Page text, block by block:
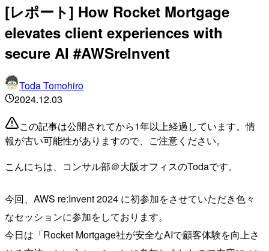
[レポート] How Rocket Mortgage
elevates client experiences with
secure AI #AWSreInvent
Toda Tomohiro
2024.12.03
この記事は公開されてから1年以上経過しています。情
報が古い可能性がありますので、ご注意ください。
こんにちは、コンサル部＠大阪オフィスのTodaです。
今回、AWS re:Invent 2024 に初参加をさせていただき色々
なセッションに参加をしております。
今日は「Rocket Mortgage社が安全なAIで顧客体験を向上さ